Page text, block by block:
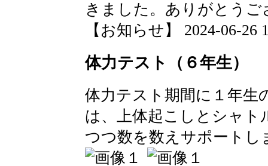
きました。ありがとうご
【お知らせ】 2024-06-26
体力テスト（６年生）
体力テスト期間に１年生
は、上体起こしとシャト
つつ数を数えサポートし